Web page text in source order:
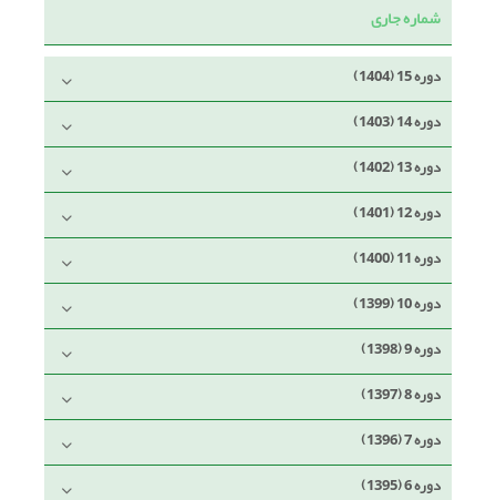
شماره جاری
دوره 15 (1404)
دوره 14 (1403)
دوره 13 (1402)
دوره 12 (1401)
دوره 11 (1400)
دوره 10 (1399)
دوره 9 (1398)
دوره 8 (1397)
دوره 7 (1396)
دوره 6 (1395)